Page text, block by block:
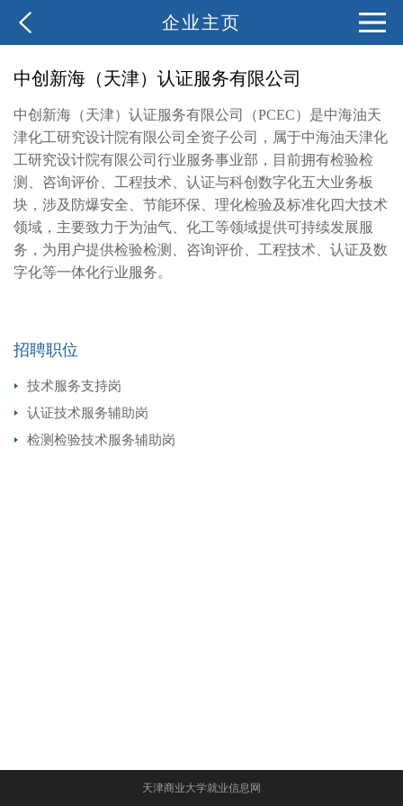
企业主页
中创新海（天津）认证服务有限公司
中创新海（天津）认证服务有限公司（PCEC）是中海油天
津化工研究设计院有限公司全资子公司，属于中海油天津化
工研究设计院有限公司行业服务事业部，目前拥有检验检
测、咨询评价、工程技术、认证与科创数字化五大业务板
块，涉及防爆安全、节能环保、理化检验及标准化四大技术
领域，主要致力于为油气、化工等领域提供可持续发展服
务，为用户提供检验检测、咨询评价、工程技术、认证及数
字化等一体化行业服务。
招聘职位
技术服务支持岗
认证技术服务辅助岗
检测检验技术服务辅助岗
天津商业大学就业信息网